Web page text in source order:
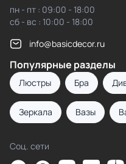
пн - пт : 09:00 - 18:00
сб - вс : 10:00 - 18:00
info@basicdecor.ru
Популярные разделы
Люстры Бра
Зеркала Вазы
Соц. сети